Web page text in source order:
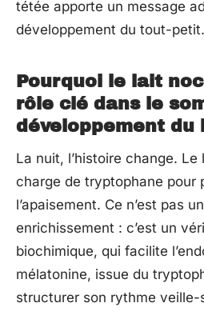
tétée apporte un message
développement du tout-petit.
Pourquoi le lait
rôle clé dans le
développement du
La nuit, l’histoire change.
charge de tryptophane pour
l’apaisement. Ce n’est pas
enrichissement : c’est un
biochimique, qui facilite
mélatonine, issue du
structurer son rythme veille-